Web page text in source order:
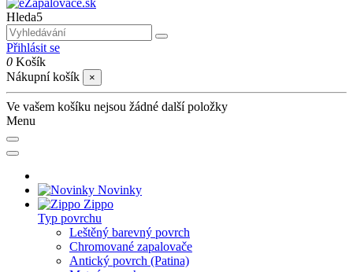
Hleda5
Přihlásit se
0 Košík
Nákupní košík
×
Ve vašem košíku nejsou žádné další položky
Menu
Novinky
Zippo
Typ povrchu
Leštěný barevný povrch
Chromované zapalovače
Antický povrch (Patina)